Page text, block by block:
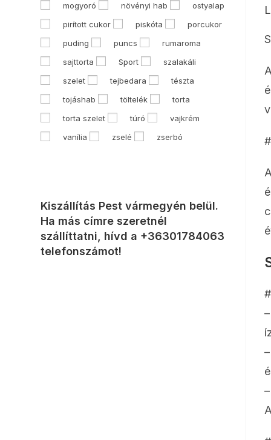
mogyoró
növényi hab
ostyalap
pirított cukor
piskóta
porcukor
puding
puncs
rumaroma
sajttorta
Sport
szalakáli
szelet
tejbedara
tészta
tojáshab
töltelék
torta
torta szelet
túró
vajkrém
vanília
zselé zserbó
Kiszállítás Pest vármegyén belül.
Ha más címre szeretnél
szállíttatni, hívd a +36301784063
telefonszámot!